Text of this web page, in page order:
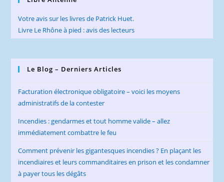
Votre avis sur les livres de Patrick Huet.
Livre Le Rhône à pied : avis des lecteurs
Le Blog – Derniers Articles
Facturation électronique obligatoire – voici les moyens
administratifs de la contester
Incendies : gendarmes et tout homme valide – allez
immédiatement combattre le feu
Comment prévenir les gigantesques incendies ? En plaçant les
incendiaires et leurs commanditaires en prison et les condamner
à payer tous les dégâts